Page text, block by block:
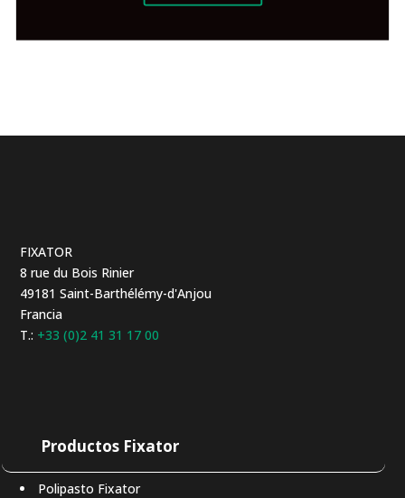
FIXATOR
8 rue du Bois Rinier
49181 Saint-Barthélémy-d'Anjou
Francia
T.: +33 (0)2 41 31 17 00
Productos Fixator
Polipasto Fixator